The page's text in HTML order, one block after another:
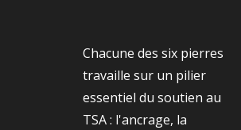
Chacune des six pierres
travaille sur un pilier
essentiel du soutien au
TSA : l'ancrage, la